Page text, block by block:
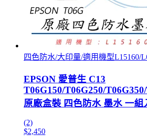
四色防水/大印量/適用機型L15160/
EPSON 愛普生 C13
T06G150/T06G250/
原廠盒裝 四色防水 墨水 一組
(2)
$2,450